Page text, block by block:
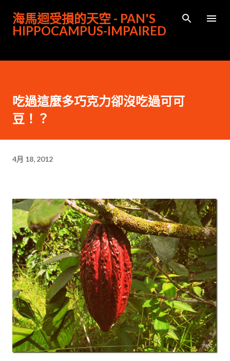
跳到主要內容
海馬迴受損的天空 - PAN'S
HIPPOCAMPUS-IMPAIRED
吃過這麼多巧克力卻沒吃過可可
豆！？
4月 18, 2012